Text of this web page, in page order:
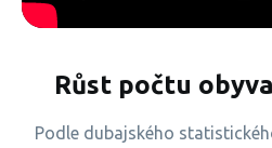
Růst počtu
Podle dubajského